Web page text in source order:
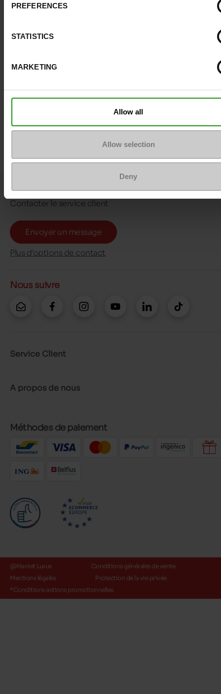
PREFERENCES
STATISTICS
MARKETING
Allow all
Allow selection
Deny
Questions ?
Contacter le service client
Envoyer un message
Plus d'options de contact
Nous suivre
Service Client
A propos de nous
Méthodes de paiement
@Maniet Luxus
Conditions générales de vente
Mentions légales
Protection de la vie privée
*Conditions actions promotionnelles